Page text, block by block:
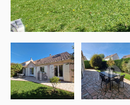
Biens vendus
Contact